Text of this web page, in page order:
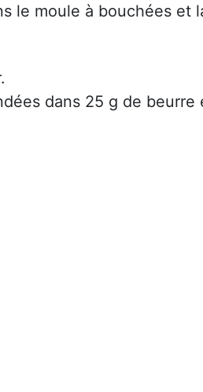
le moule à bouchées et
dans 25 g de